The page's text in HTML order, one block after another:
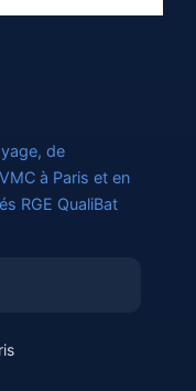
de
à Paris et en
RGE QualiBat